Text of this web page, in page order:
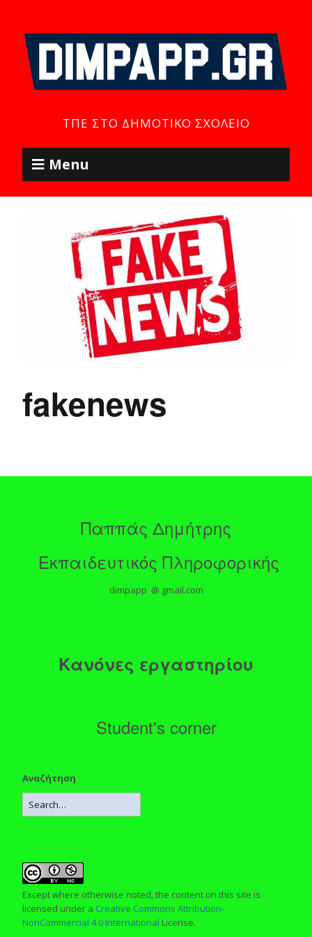
ΤΠΕ ΣΤΟ ΔΗΜΟΤΙΚΌ ΣΧΟΛΕΊΟ
Menu
fakenews
Παππάς Δημήτρης
Εκπαιδευτικός Πληροφορικής
dimpapp @ gmail.com
Κανόνες εργαστηρίου
Student's corner
Αναζήτηση
Except where otherwise noted, the content on this site is
licensed under a Creative Commons Attribution-
NonCommercial 4.0 International License.